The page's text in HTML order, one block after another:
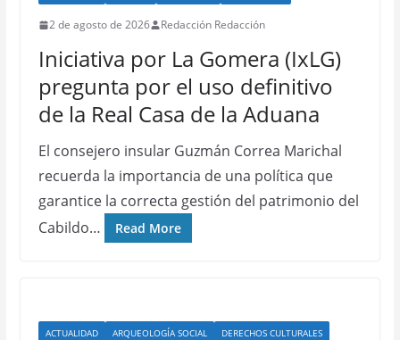
2 de agosto de 2026 Redacción Redacción
Iniciativa por La Gomera (IxLG)
pregunta por el uso definitivo
de la Real Casa de la Aduana
El consejero insular Guzmán Correa Marichal
recuerda la importancia de una política que
garantice la correcta gestión del patrimonio del
Cabildo…
Read More
ACTUALIDAD ARQUEOLOGÍA SOCIAL
DERECHOS CULTURALES